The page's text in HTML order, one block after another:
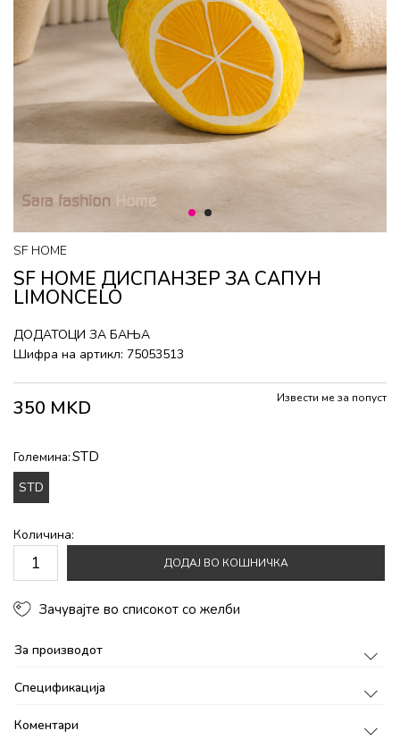
1 2
SF HOME
SF HOME ДИСПАНЗЕР ЗА САПУН
LIMONCELO
ДОДАТОЦИ ЗА БАЊА
Шифра на артикл: 75053513
350 MKD Извести ме за попуст
Големина:STD
STD
Количина:
ДОДАЈ ВО КОШНИЧКА
Зачувајте во списокот со желби
За производот
Спецификација
Коментари